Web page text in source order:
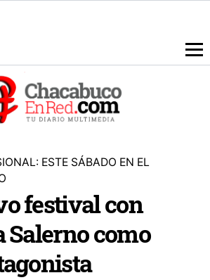
ESTE SÁBADO EN EL
festival con
Salerno como